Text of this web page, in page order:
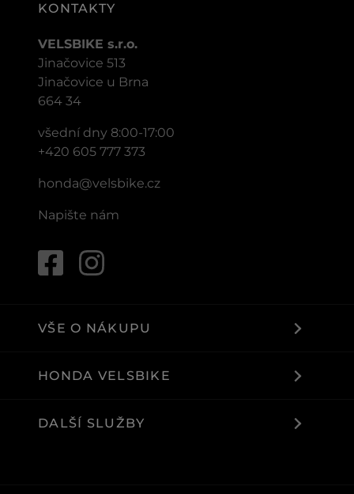
KONTAKTY
VELSBIKE s.r.o.
Jinačovice 513
Jinačovice u Brna
664 34
všední dny 8:00-17:00
+420 605 777 373
honda@velsbike.cz
Napište nám
VŠE O NÁKUPU
HONDA VELSBIKE
DALŠÍ SLUŽBY